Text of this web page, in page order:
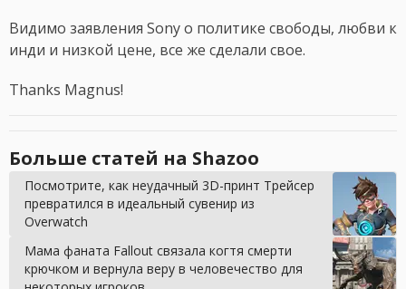
Видимо заявления Sony о политике свободы, любви к
инди и низкой цене, все же сделали свое.
Thanks Magnus!
Больше статей на Shazoo
Посмотрите, как неудачный 3D-принт Трейсер
превратился в идеальный сувенир из
Overwatch
Мама фаната Fallout связала когтя смерти
крючком и вернула веру в человечество для